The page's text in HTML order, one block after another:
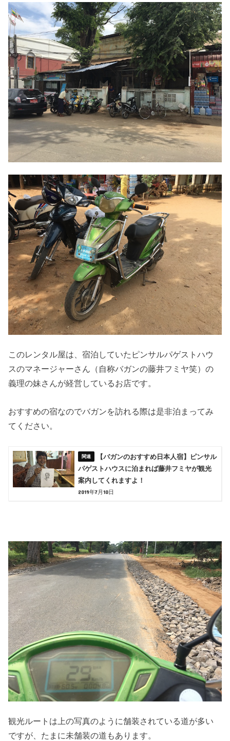
このレンタル屋は、宿泊していたピンサルパゲストハウ
スのマネージャーさん（自称バガンの藤井フミヤ笑）の
義理の妹さんが経営しているお店です。
おすすめの宿なのでバガンを訪れる際は是非泊まってみ
てください。
【バガンのおすすめ日本人宿】ピンサル
パゲストハウスに泊まれば藤井フミヤが観光
案内してくれますよ！
2019年7月10日
観光ルートは上の写真のように舗装されている道が多い
ですが、たまに未舗装の道もあります。